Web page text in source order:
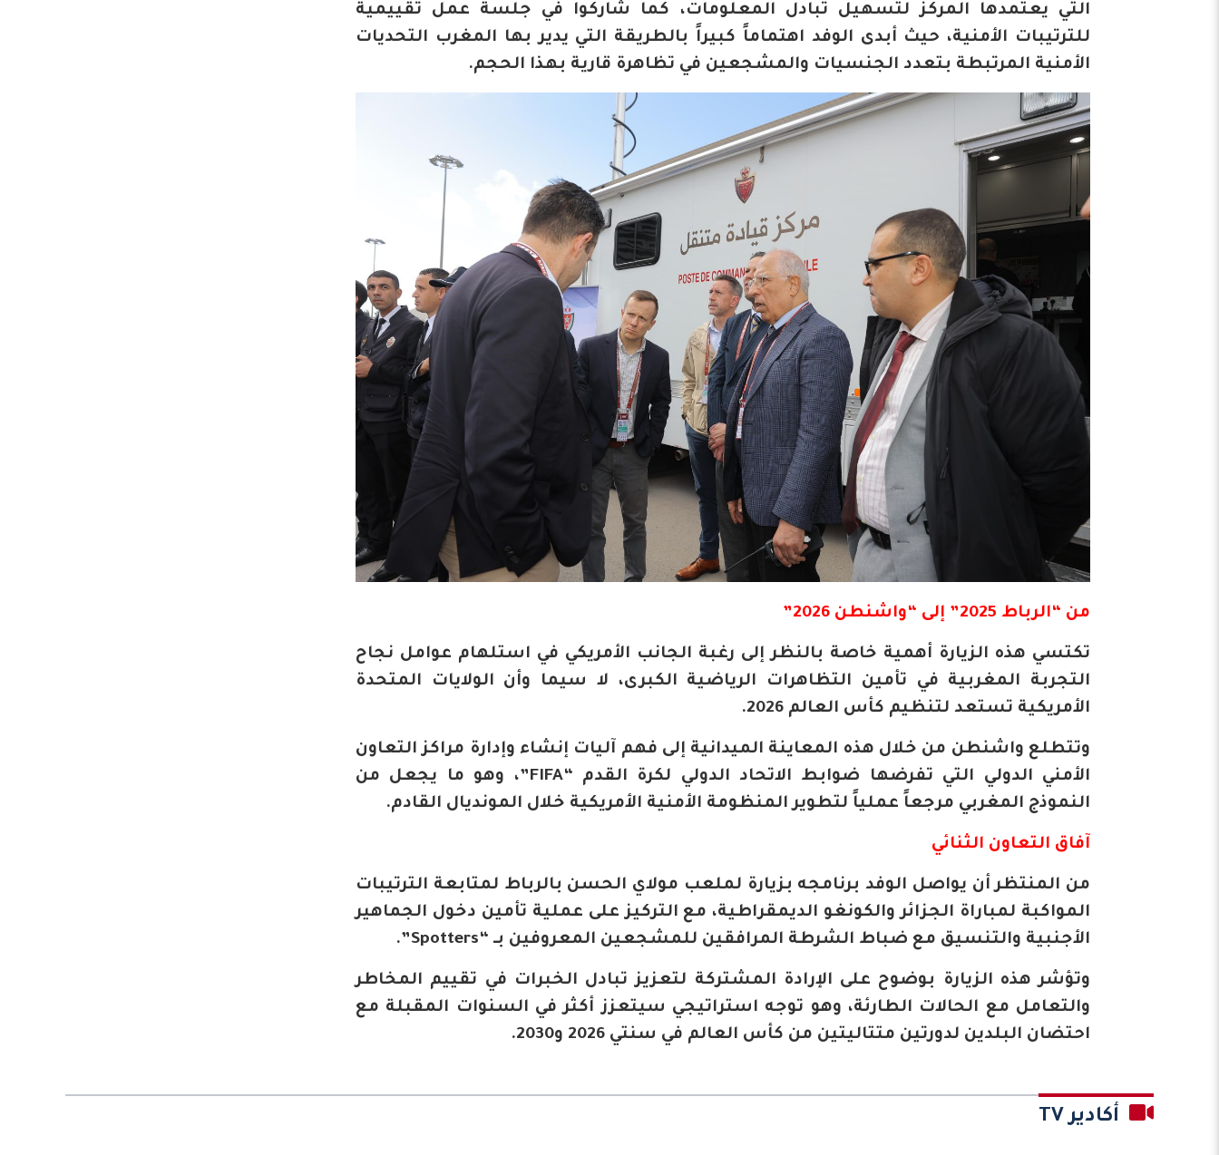
التي يعتمدها المركز لتسهيل تبادل المعلومات، كما شاركوا في جلسة عمل تقييمية
للترتيبات الأمنية، حيث أبدى الوفد اهتماماً كبيراً بالطريقة التي يدير بها المغرب التحديات
الأمنية المرتبطة بتعدد الجنسيات والمشجعين في تظاهرة قارية بهذا الحجم.
​من “الرباط 2025” إلى “واشنطن 2026”
​تكتسي هذه الزيارة أهمية خاصة بالنظر إلى رغبة الجانب الأمريكي في استلهام عوامل نجاح
التجربة المغربية في تأمين التظاهرات الرياضية الكبرى، لا سيما وأن الولايات المتحدة
الأمريكية تستعد لتنظيم كأس العالم 2026.
وتتطلع واشنطن من خلال هذه المعاينة الميدانية إلى فهم آليات إنشاء وإدارة مراكز التعاون
الأمني الدولي التي تفرضها ضوابط الاتحاد الدولي لكرة القدم “FIFA”، وهو ما يجعل من
النموذج المغربي مرجعاً عملياً لتطوير المنظومة الأمنية الأمريكية خلال المونديال القادم.
​آفاق التعاون الثنائي
​من المنتظر أن يواصل الوفد برنامجه بزيارة لملعب مولاي الحسن بالرباط لمتابعة الترتيبات
المواكبة لمباراة الجزائر والكونغو الديمقراطية، مع التركيز على عملية تأمين دخول الجماهير
الأجنبية والتنسيق مع ضباط الشرطة المرافقين للمشجعين المعروفين بـ “Spotters”.
وتؤشر هذه الزيارة بوضوح على الإرادة المشتركة لتعزيز تبادل الخبرات في تقييم المخاطر
والتعامل مع الحالات الطارئة، وهو توجه استراتيجي سيتعزز أكثر في السنوات المقبلة مع
احتضان البلدين لدورتين متتاليتين من كأس العالم في سنتي 2026 و2030.
أكادير TV